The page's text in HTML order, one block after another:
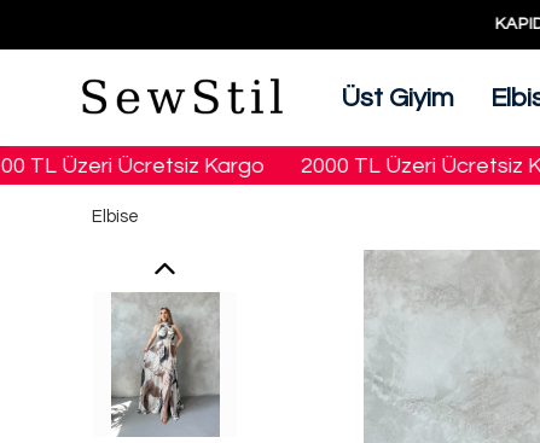
Üst Giyim
Üzeri Ücretsiz Kargo 2000 TL Üzeri Ücretsiz
Elbise